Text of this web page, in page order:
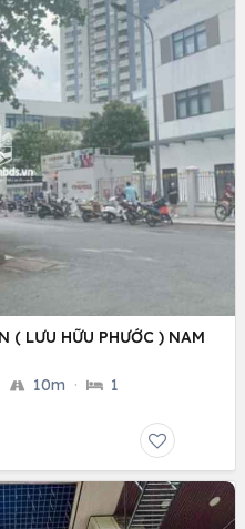
( LƯU HỮU PHƯỚC ) NAM
10m · 1